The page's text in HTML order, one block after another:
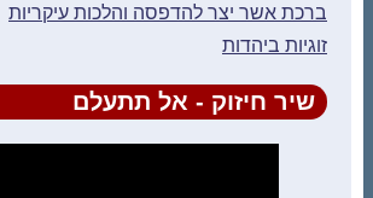
ברכת אשר יצר להדפסה והלכות עיקריות
זוגיות ביהדות
שיר חיזוק - אל תתעלם